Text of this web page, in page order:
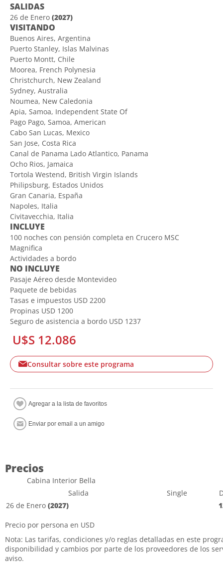
SALIDAS
26 de Enero (2027)
VISITANDO
Buenos Aires, Argentina
Puerto Stanley, Islas Malvinas
Puerto Montt, Chile
Moorea, French Polynesia
Christchurch, New Zealand
Sydney, Australia
Noumea, New Caledonia
Apia, Samoa, Independent State Of
Pago Pago, Samoa, American
Cabo San Lucas, Mexico
San Jose, Costa Rica
Canal de Panama Lado Atlantico, Panama
Ocho Rios, Jamaica
Tortola Westend, British Virgin Islands
Philipsburg, Estados Unidos
Gran Canaria, España
Napoles, Italia
Civitavecchia, Italia
INCLUYE
100 noches con pensión completa en Crucero MSC
Magnifica
Actividades a bordo
NO INCLUYE
Pasaje Aéreo desde Montevideo
Paquete de bebidas
Tasas e impuestos USD 2200
Propinas USD 1200
Seguro de asistencia a bordo USD 1237
U$S 12.086
Consultar sobre este programa
Precios
Cabina Interior Bella
Salida
Single
26 de Enero (2027)
Precio por persona en USD
Nota: Las tarifas, condiciones y/o reglas detalladas en este
disponibilidad y cambios por parte de los proveedores de los
aviso.